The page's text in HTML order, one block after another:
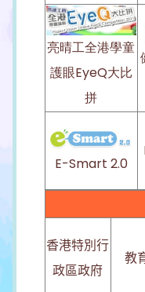
亮晴工全港學童
護眼EyeQ大比
拼
E-Smart 2.0
香港特別行
政區政府
教